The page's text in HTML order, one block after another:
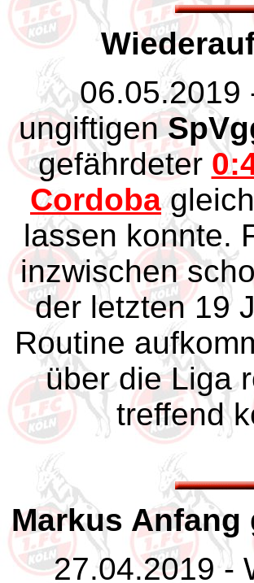
06.05.2019
ungiftigen
gefährdeter
Cordoba
lassen konnte.
inzwischen
der letzten 19
Routine
über die Liga
treffend
Markus Anfang
27.04.2019 -